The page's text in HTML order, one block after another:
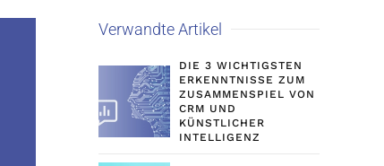
Verwandte Artikel
DIE 3 WICHTIGSTEN
ERKENNTNISSE ZUM
ZUSAMMENSPIEL VON
CRM UND
KÜNSTLICHER
INTELLIGENZ